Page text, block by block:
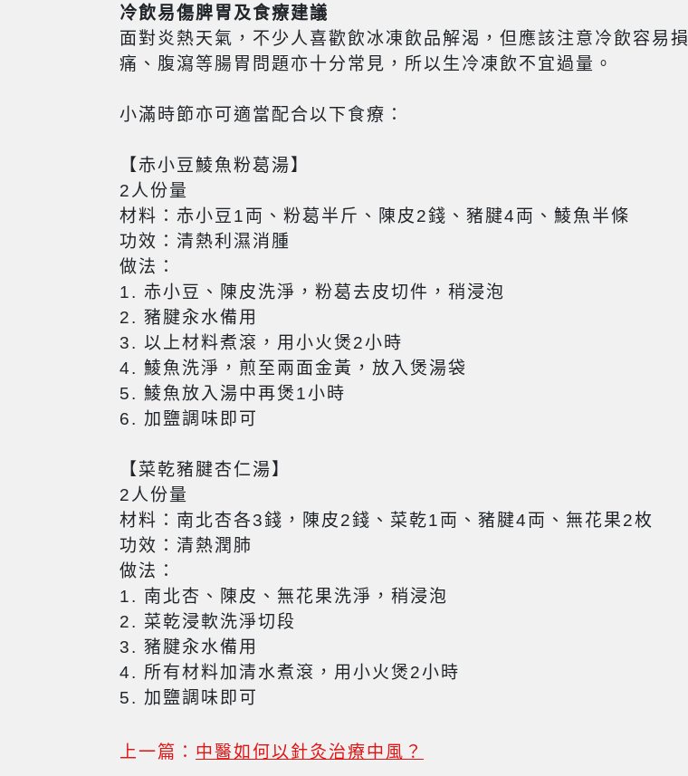
冷飲易傷脾胃及食療建議
面對炎熱天氣，不少人喜歡飲冰凍飲品解渴，但應該注意冷飲容易
痛、腹瀉等腸胃問題亦十分常見，所以生冷凍飲不宜過量。
小滿時節亦可適當配合以下食療：
【赤小豆鯪魚粉葛湯】
2人份量
材料：赤小豆1両、粉葛半斤、陳皮2錢、豬腱4両、鯪魚半條
功效：清熱利濕消腫
做法：
1. 赤小豆、陳皮洗淨，粉葛去皮切件，稍浸泡
2. 豬腱汆水備用
3. 以上材料煮滾，用小火煲2小時
4. 鯪魚洗淨，煎至兩面金黃，放入煲湯袋
5. 鯪魚放入湯中再煲1小時
6. 加鹽調味即可
【菜乾豬腱杏仁湯】
2人份量
材料：南北杏各3錢，陳皮2錢、菜乾1両、豬腱4両、無花果2枚
功效：清熱潤肺
做法：
1. 南北杏、陳皮、無花果洗淨，稍浸泡
2. 菜乾浸軟洗淨切段
3. 豬腱汆水備用
4. 所有材料加清水煮滾，用小火煲2小時
5. 加鹽調味即可
上一篇： 中醫如何以針灸治療中風？